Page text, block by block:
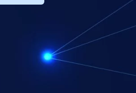
لماذا تعتبر الكوالين
الكوالين ليست مجرد أدوات تقليدية لقفل
متقدمة مثل التحكم عن بُعد والتعرف على